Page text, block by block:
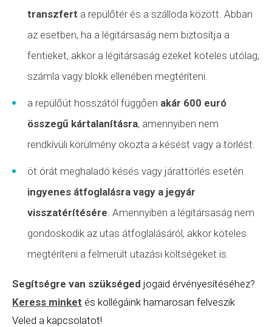
transzfert a repülőtér és a szálloda között. Abban
az esetben, ha a légitársaság nem biztosítja a
fentieket, akkor a légitársaság ezeket köteles utólag,
számla vagy blokk ellenében megtéríteni.
a repülőút hosszától függően akár 600 euró
összegű kártalanításra, amennyiben nem
rendkívüli körülmény okozta a késést vagy a törlést.
öt órát meghaladó késés vagy járattörlés esetén
ingyenes átfoglalásra vagy a jegyár
visszatérítésére . Amennyiben a légitársaság nem
gondoskodik az utas átfoglalásáról, akkor köteles
megtéríteni a felmerült utazási költségeket is.
Segítségre van szükséged jogaid érvényesítéséhez?
Keress minket és kollégáink hamarosan felveszik
Veled a kapcsolatot!